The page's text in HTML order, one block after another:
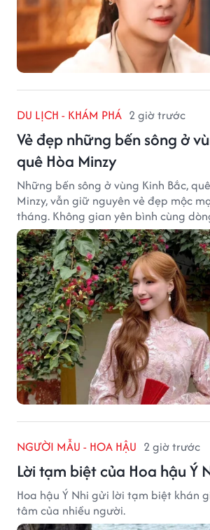
DU LỊCH - KHÁM PHÁ 2 giờ trước
Vẻ đẹp những bến sông ở
quê Hòa Minzy
Những bến sông ở vùng Kinh Bắc,
Minzy, vẫn giữ nguyên vẻ đẹp mộc
tháng. Không gian yên bình cùng
tạo nên một góc Bắc Ninh rất đáng
NGƯỜI MẪU - HOA HẬU 2 giờ trước
Lời tạm biệt của Hoa hậu Ý
Hoa hậu Ý Nhi gửi lời tạm biệt khán
tâm của nhiều người.